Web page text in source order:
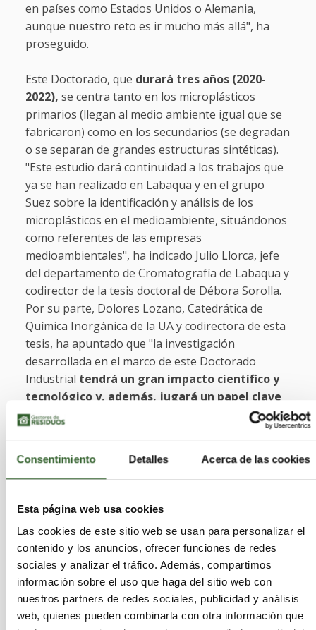
Consentimiento Detalles Acerca de las cookies
Esta página web usa cookies
Las cookies de este sitio web se usan para personalizar el
contenido y los anuncios, ofrecer funciones de redes
sociales y analizar el tráfico. Además, compartimos
información sobre el uso que haga del sitio web con
nuestros partners de redes sociales, publicidad y análisis
web, quienes pueden combinarla con otra información que
en países como Estados Unidos o Alemania,
aunque nuestro reto es ir mucho más allá", ha
proseguido.
Este Doctorado, que durará tres años (2020-
2022), se centra tanto en los microplásticos
primarios (llegan al medio ambiente igual que se
fabricaron) como en los secundarios (se degradan
o se separan de grandes estructuras sintéticas).
"Este estudio dará continuidad a los trabajos que
ya se han realizado en Labaqua y en el grupo
Suez sobre la identificación y análisis de los
microplásticos en el medioambiente, situándonos
como referentes de las empresas
medioambientales", ha indicado Julio Llorca, jefe
del departamento de Cromatografía de Labaqua y
codirector de la tesis doctoral de Débora Sorolla.
Por su parte, Dolores Lozano, Catedrática de
Química Inorgánica de la UA y codirectora de esta
tesis, ha apuntado que "la investigación
desarrollada en el marco de este Doctorado
Industrial tendrá un gran impacto científico y
tecnológico y, además, jugará un papel clave
en la concienciación social".
primera, que se está desarrollando a lo largo de
2020, se creará y validará una metodología
analítica para determinar, entre otros aspectos, el
tipo de plástico (polímeros), los aditivos, la
degradación o el nivel de toxicidad de los
microplásticos estudiados."La información
sobre su composición química es clave para
conocer su toxicidad y procedencia, lo que nos
permitirá asociar estos microplásticos con la
fuente de su origen
y, por tanto, nos ayudará a